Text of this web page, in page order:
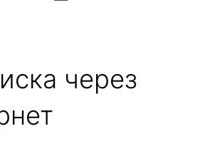
через